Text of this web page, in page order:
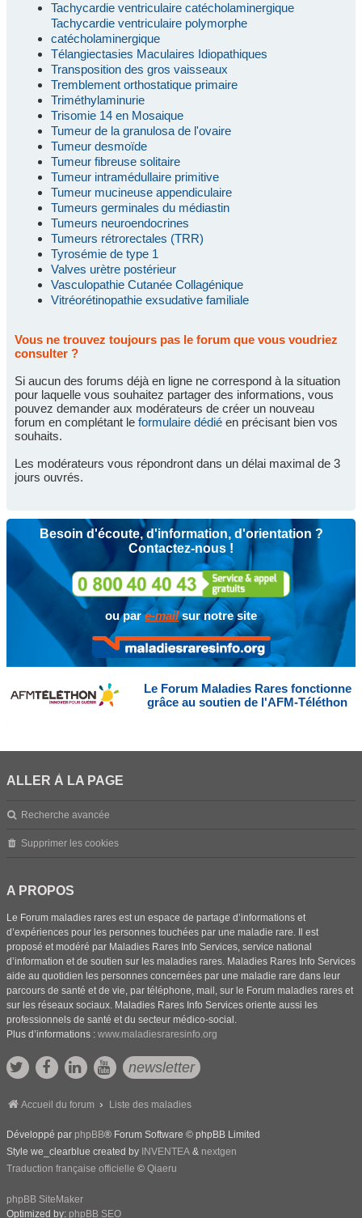
Tachycardie ventriculaire catécholaminergique
Tachycardie ventriculaire polymorphe
catécholaminergique
Télangiectasies Maculaires Idiopathiques
Transposition des gros vaisseaux
Tremblement orthostatique primaire
Triméthylaminurie
Trisomie 14 en Mosaique
Tumeur de la granulosa de l'ovaire
Tumeur desmoïde
Tumeur fibreuse solitaire
Tumeur intramédullaire primitive
Tumeur mucineuse appendiculaire
Tumeurs germinales du médiastin
Tumeurs neuroendocrines
Tumeurs rétrorectales (TRR)
Tyrosémie de type 1
Valves urètre postérieur
Vasculopathie Cutanée Collagénique
Vitréorétinopathie exsudative familiale
Vous ne trouvez toujours pas le forum que vous voudriez
consulter ?
Si aucun des forums déjà en ligne ne correspond à la situation
pour laquelle vous souhaitez partager des informations, vous
pouvez demander aux modérateurs de créer un nouveau
forum en complétant le formulaire dédié en précisant bien vos
souhaits.
Les modérateurs vous répondront dans un délai maximal de 3
jours ouvrés.
Besoin d'écoute, d'information, d'orientation ?
Contactez-nous !
ou pare-mailsur notre site
Le Forum Maladies Rares fonctionne
grâce au soutien de l'AFM-Téléthon
ALLER À LA PAGE
Recherche avancée
Supprimer les cookies
A PROPOS
Le Forum maladies rares est un espace de partage d’informations et
d’expériences pour les personnes touchées par une maladie rare. Il est
proposé et modéré par Maladies Rares Info Services, service national
d’information et de soutien sur les maladies rares. Maladies Rares Info Services
aide au quotidien les personnes concernées par une maladie rare dans leur
parcours de santé et de vie, par téléphone, mail, sur le Forum maladies rares et
sur les réseaux sociaux. Maladies Rares Info Services oriente aussi les
professionnels de santé et du secteur médico-social.
Plus d’informations : www.maladiesraresinfo.org
newsletter
Accueil du forum Liste des maladies
Développé par phpBB® Forum Software © phpBB Limited
Style we_clearblue created by INVENTEA & nextgen
Traduction française officielle © Qiaeru
phpBB SiteMaker
Optimized by: phpBB SEO